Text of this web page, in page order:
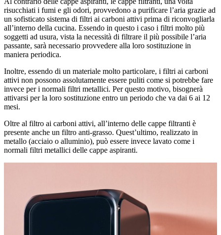
risucchiati i fumi e gli odori, provvedono a purificare l’aria grazie ad
un sofisticato sistema di filtri ai carboni attivi prima di riconvogliarla
all’interno della cucina. Essendo in questo i caso i filtri molto più
soggetti ad usura, vista la necessità di filtrare il più possibile l’aria
passante, sarà necessario provvedere alla loro sostituzione in
maniera periodica.
Inoltre, essendo di un materiale molto particolare, i filtri ai carboni
attivi non possono assolutamente essere puliti come si potrebbe fare
invece per i normali filtri metallici. Per questo motivo, bisognerà
attivarsi per la loro sostituzione entro un periodo che va dai 6 ai 12
mesi.
Oltre al filtro ai carboni attivi, all’interno delle cappe filtranti è
presente anche un filtro anti-grasso. Quest’ultimo, realizzato in
metallo (acciaio o alluminio), può essere invece lavato come i
normali filtri metallici delle cappe aspiranti.